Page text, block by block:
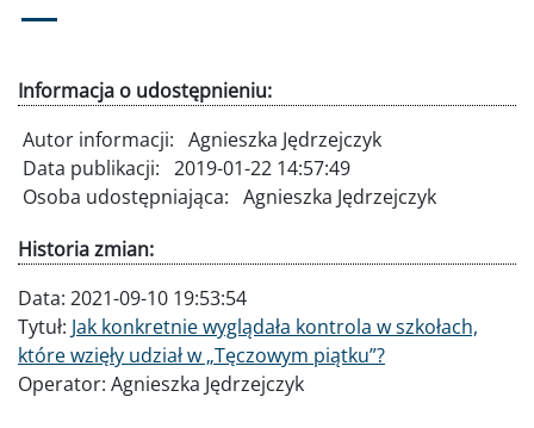
Informacja o udostępnieniu:
Autor informacji: Agnieszka Jędrzejczyk
Data publikacji: 2019-01-22 14:57:49
Osoba udostępniająca: Agnieszka Jędrzejczyk
Historia zmian:
Data: 2021-09-10 19:53:54
Tytuł: Jak konkretnie wyglądała kontrola w szkołach,
które wzięły udział w „Tęczowym piątku”?
Operator: Agnieszka Jędrzejczyk